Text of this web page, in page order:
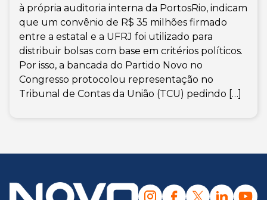
à própria auditoria interna da PortosRio, indicam
que um convênio de R$ 35 milhões firmado
entre a estatal e a UFRJ foi utilizado para
distribuir bolsas com base em critérios políticos.
Por isso, a bancada do Partido Novo no
Congresso protocolou representação no
Tribunal de Contas da União (TCU) pedindo […]